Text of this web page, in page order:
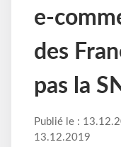
e-
des
pas la
Publié le :
13.12.2019